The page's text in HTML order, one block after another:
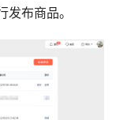
布商品。